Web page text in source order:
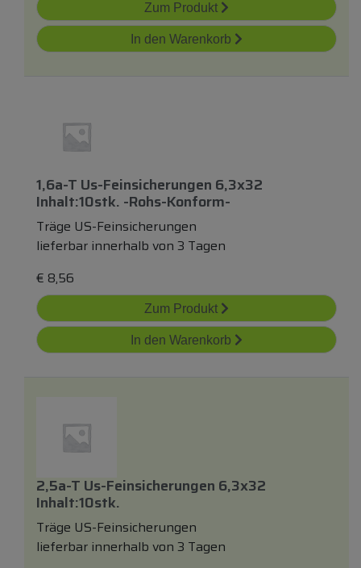
Zum Produkt
In den Warenkorb
1,6a-T Us-Feinsicherungen 6,3x32
Inhalt:10stk. -rohs-Konform-
Träge US-Feinsicherungen
lieferbar innerhalb von 3 Tagen
€ 8,56
Zum Produkt
In den Warenkorb
2,5a-T Us-Feinsicherungen 6,3x32
Inhalt:10stk.
Träge US-Feinsicherungen
lieferbar innerhalb von 3 Tagen